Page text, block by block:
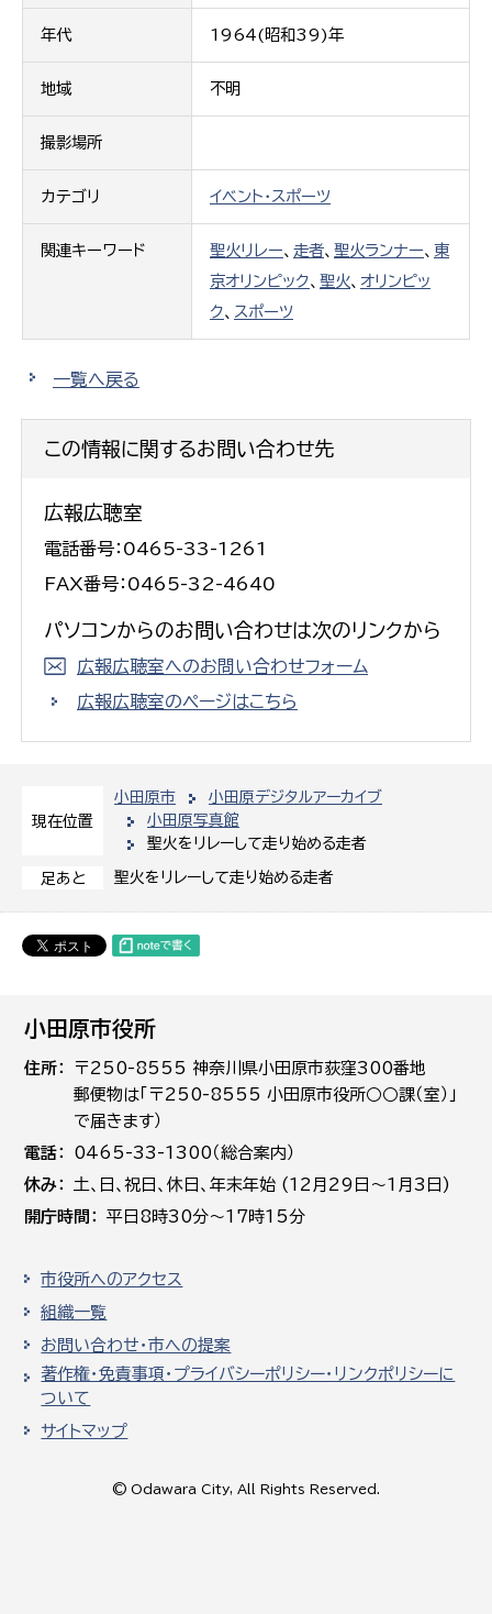
現在位置
小田原市
小田原デジタルアーカイブ
小田原写真館
聖火をリレーして走り始める走者
足あと 聖火をリレーして走り始める走者
年代 1964(昭和39)年
地域 不明
撮影場所
カテゴリ イベント・スポーツ
関連キーワード 聖火リレー、 走者、 聖火ランナー、 東
京オリンピック、 聖火、 オリンピッ
ク、 スポーツ
一覧へ戻る
この情報に関するお問い合わせ先
広報広聴室
電話番号：0465-33-1261
FAX番号：0465-32-4640
パソコンからのお問い合わせは次のリンクから
広報広聴室へのお問い合わせフォーム
広報広聴室のページはこちら
小田原市役所
住所
〒250-8555 神奈川県小田原市荻窪300番地
郵便物は「〒250-8555 小田原市役所○○課（室）」
で届きます）
電話
0465-33-1300（総合案内）
休み
土､日､祝日、休日、年末年始 (12月29日～1月3日)
開庁時間
平日8時30分～17時15分
市役所へのアクセス
組織一覧
お問い合わせ・市への提案
著作権・免責事項・プライバシーポリシー・リンクポリシーに
ついて
サイトマップ
© Odawara City, All Rights Reserved.